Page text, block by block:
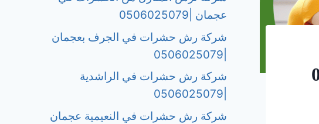
عجمان |0506025079
شركة رش حشرات في الجرف بعجمان
شركة رش حشرات في الراشدية
شركة رش حشرات في النعيمية عجمان